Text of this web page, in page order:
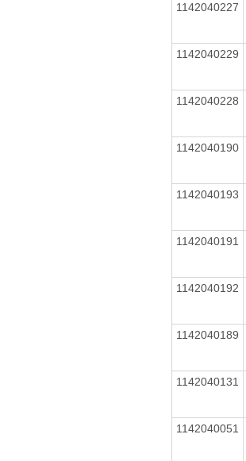
1142040227
1142040229
1142040228
1142040190
1142040193
1142040191
1142040192
1142040189
1142040131
1142040051